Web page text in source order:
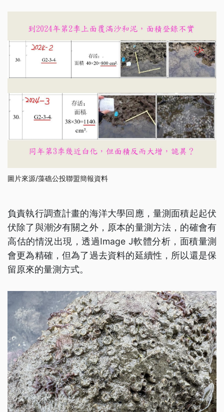
圖片來源/藻礁公投聯盟簡報資料
負責執行調查計畫的海洋大學回應，量測面積起起伏
伏除了與潮汐有關之外，原本的量測方法，的確會有
高估的情況出現，透過Image J軟體分析，面積量測
會更為精確，但為了過去資料的延續性，所以還是保
留原來的量測方式。